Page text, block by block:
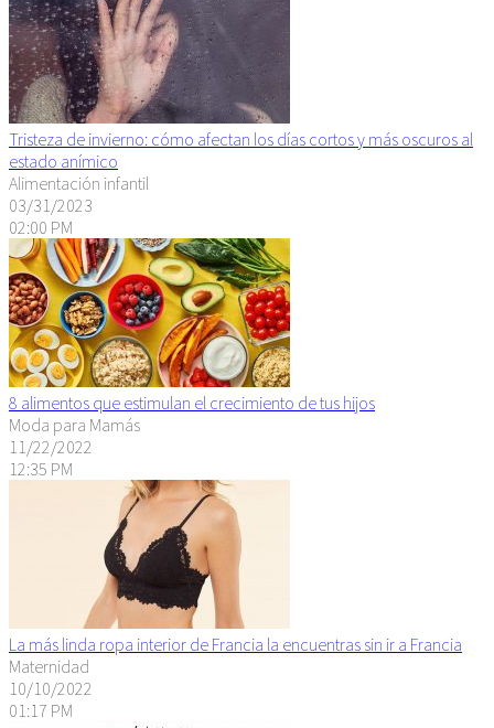
Tristeza de invierno: cómo afectan los días cortos y más oscuros al
estado anímico
Alimentación infantil
03/31/2023
02:00 PM
8 alimentos que estimulan el crecimiento de tus hijos
Moda para Mamás
11/22/2022
12:35 PM
La más linda ropa interior de Francia la encuentras sin ir a Francia
Maternidad
10/10/2022
01:17 PM